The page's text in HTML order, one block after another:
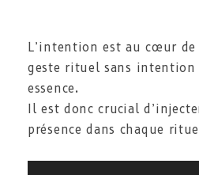
L’intention est au cœur
geste rituel sans intention
essence.
Il est donc crucial
présence dans chaque